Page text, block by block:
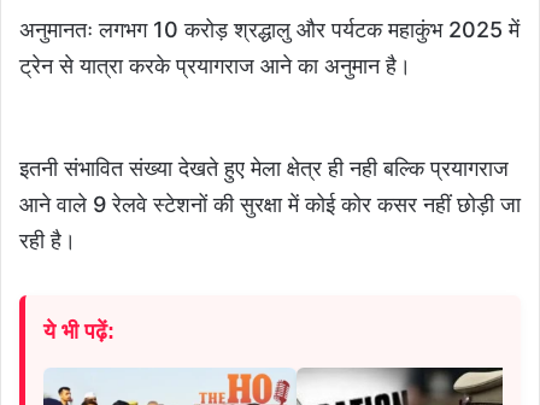
अनुमानतः लगभग 10 करोड़ श्रद्धालु और पर्यटक महाकुंभ 2025 में
ट्रेन से यात्रा करके प्रयागराज आने का अनुमान है।
इतनी संभावित संख्या देखते हुए मेला क्षेत्र ही नही बल्कि प्रयागराज
आने वाले 9 रेलवे स्टेशनों की सुरक्षा में कोई कोर कसर नहीं छोड़ी जा
रही है।
ये भी पढ़ें: